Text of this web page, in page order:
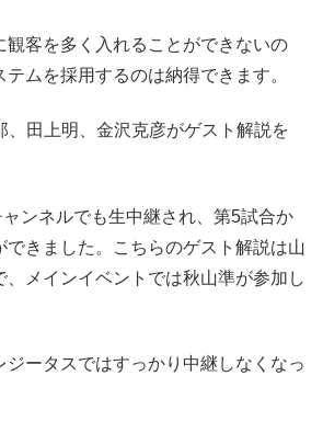
観客を多く入れることができないの
ムを採用するのは納得できます。
、田上明、金沢克彦がゲスト解説を
ンネルでも生中継され、第5試合か
できました。こちらのゲスト解説は山
、メインイベントでは秋山準が参加し
ジータスではすっかり中継しなくなっ